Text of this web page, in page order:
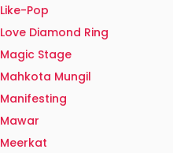
Like-Pop
Love Diamond Ring
Magic Stage
Mahkota Mungil
Manifesting
Mawar
Meerkat